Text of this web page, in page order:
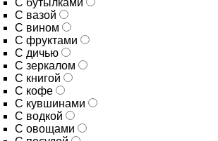
C бутылками
C вазой
C вином
C фруктами
C дичью
C зеркалом
C книгой
C кофе
C кувшинами
C водкой
C овощами